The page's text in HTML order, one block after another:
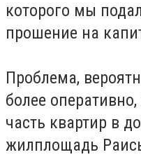
которого мы
прошение на
Проблема,
более
часть квартир в
жилплощадь